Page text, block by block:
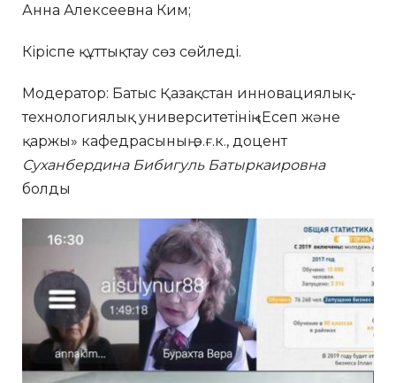
Анна Алексеевна Ким;
Кіріспе құттықтау сөз сөйледі.
Модератор: Батыс Қазақстан инновациялық-
технологиялық университетінің «Есеп және
қаржы» кафедрасының э.ғ.к., доцент
Суханбердина Бибигуль Батыркаировна
болды